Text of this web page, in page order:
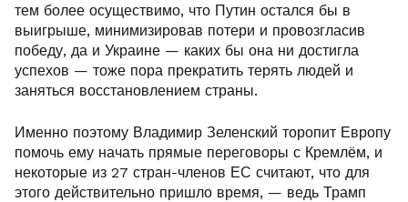
тем более осуществимо, что Путин остался бы в
выигрыше, минимизировав потери и провозгласив
победу, да и Украине — каких бы она ни достигла
успехов — тоже пора прекратить терять людей и
заняться восстановлением страны.
Именно поэтому Владимир Зеленский торопит Европу
помочь ему начать прямые переговоры с Кремлём, и
некоторые из 27 стран-членов ЕС считают, что для
этого действительно пришло время, — ведь Трамп